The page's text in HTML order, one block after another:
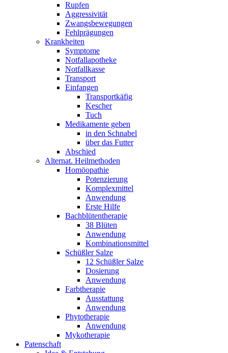
Rupfen
Aggressivität
Zwangsbewegungen
Fehlprägungen
Krankheiten
Symptome
Notfallapotheke
Notfallkasse
Transport
Einfangen
Transportkäfig
Kescher
Tuch
Medikamente geben
in den Schnabel
über das Futter
Abschied
Alternat. Heilmethoden
Homöopathie
Potenzierung
Komplexmittel
Anwendung
Erste Hilfe
Bachblütentherapie
38 Blüten
Anwendung
Kombinationsmittel
Schüßler Salze
12 Schüßler Salze
Dosierung
Anwendung
Farbtherapie
Ausstattung
Anwendung
Phytotherapie
Anwendung
Mykotherapie
Patenschaft